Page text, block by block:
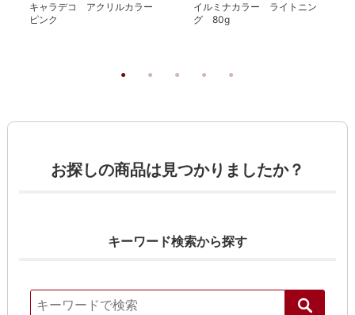
キャラデコ アクリルカラー
ピンク
イルミナカラー ライトニン
グ 80g
お探しの商品は見つかりましたか？
キーワード検索から探す